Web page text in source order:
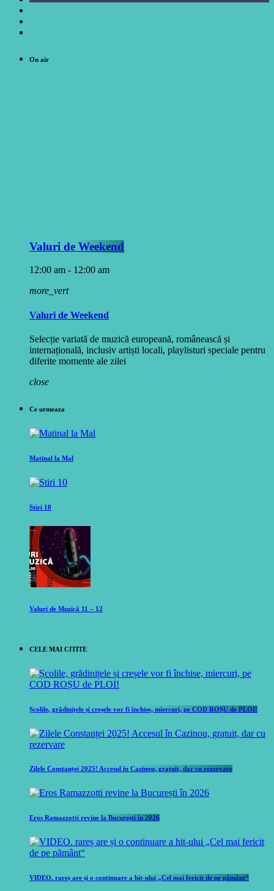
On air
Valuri de Weekend
12:00 am - 12:00 am
more_vert
Valuri de Weekend
Selecție variată de muzică europeană, românească și
internațională, inclusiv artiști locali, playlisturi speciale pentru
diferite momente ale zilei
close
Ce urmeaza
Matinal la Mal
Stiri 10
Valuri de Muzică 11 – 12
CELE MAI CITITE
Școlile, grădinițele și creșele vor fi închise, miercuri, pe COD ROȘU de PLOI!
Zilele Constanței 2025! Accesul în Cazinou, gratuit, dar cu rezervare
Eros Ramazzotti revine la București în 2026
VIDEO. rareș are și o continuare a hit-ului „Cel mai fericit de pe pământ“